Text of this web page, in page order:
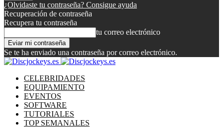
¿Olvidaste tu contraseña? Consigue ayuda
Recuperación de contraseña
Recupera tu contraseña
tu correo electrónico
Se te ha enviado una contraseña por correo electrónico.
CELEBRIDADES
EQUIPAMIENTO
EVENTOS
SOFTWARE
TUTORIALES
TOP SEMANALES